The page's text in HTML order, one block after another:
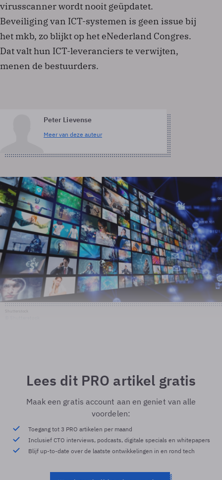
virusscanner wordt nooit geüpdatet.
Beveiliging van ICT-systemen is geen issue bij
het mkb, zo blijkt op het eNederland Congres.
Dat valt hun ICT-leveranciers te verwijten,
menen de bestuurders.
Peter Lievense
Meer van deze auteur
Lees dit PRO artikel gratis
Maak een gratis account aan en geniet van alle
voordelen:
Toegang tot 3 PRO artikelen per maand
Inclusief CTO interviews, podcasts, digitale specials en whitepapers
Blijf up-to-date over de laatste ontwikkelingen in en rond tech